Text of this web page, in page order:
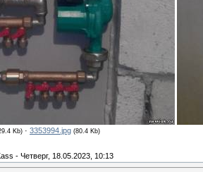
Kb) · 3353994.jpg (80.4 Kb)
- Четверг, 18.05.2023, 10:13